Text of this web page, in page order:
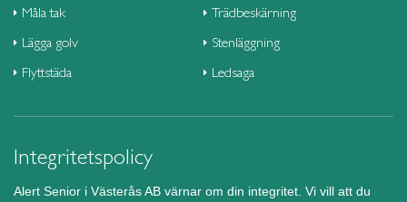
Måla tak
Lägga golv
Flyttstäda
Trädbeskärning
Stenläggning
Ledsaga
Integritetspolicy
Alert Senior i Västerås AB värnar om din integritet. Vi vill att du